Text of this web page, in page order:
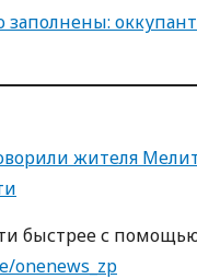
заполнены:
жителя
быстрее с
onenews_zp